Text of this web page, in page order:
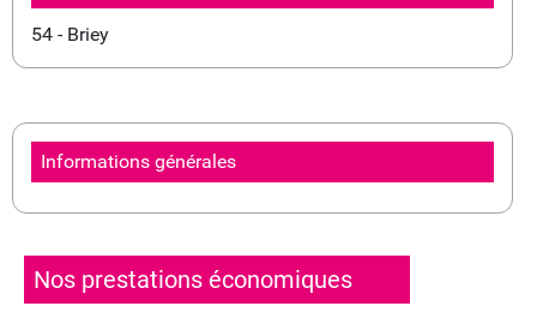
54 - Briey
Informations générales
Nos prestations économiques